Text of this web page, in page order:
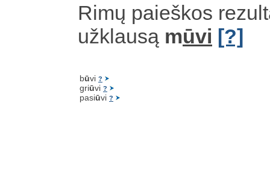
Rimų paieškos
užklausą mūvi [?]
būvi ?
griūvi ?
pasiūvi ?